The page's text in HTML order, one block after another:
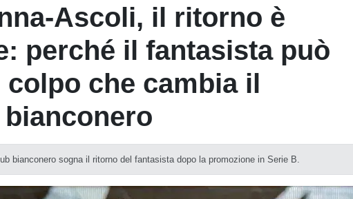
Ascoli, il ritorno è
perché il fantasista può
colpo che cambia il
bianconero sogna il ritorno del fantasista dopo la promozione in Serie B.